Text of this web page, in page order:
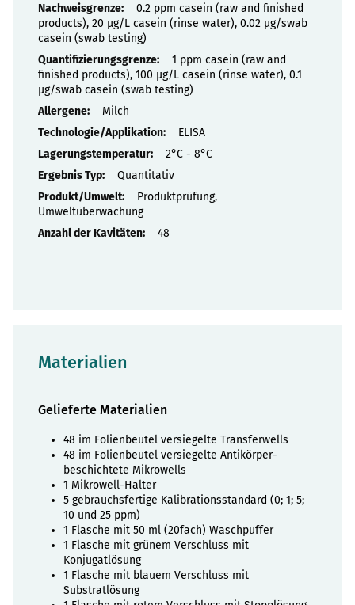
0.2 ppm casein (raw and finished
products), 20 µg/L casein (rinse water), 0.02 µg/swab
casein (swab testing)
1 ppm casein (raw and
finished products), 100 µg/L casein (rinse water), 0.1
µg/swab casein (swab testing)
Milch
ELISA
2°C - 8°C
Quantitativ
Produktprüfung,
Umweltüberwachung
48
Materialien
Gelieferte Materialien
48 im Folienbeutel versiegelte Transferwells
48 im Folienbeutel versiegelte Antikörper-
beschichtete Mikrowells
1 Mikrowell-Halter
5 gebrauchsfertige Kalibrationsstandard (0; 1; 5;
10 und 25 ppm)
1 Flasche mit 50 ml (20fach) Waschpuffer
1 Flasche mit grünem Verschluss mit
Konjugatlösung
1 Flasche mit blauem Verschluss mit
Substratlösung